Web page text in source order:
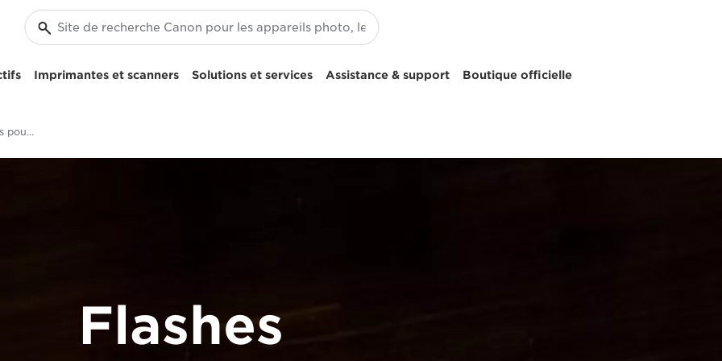
Imprimantes et scanners Solutions et services Assistance & support Boutique officielle
Flashs Speedlite - Flashs pour appareil photo
Flashes